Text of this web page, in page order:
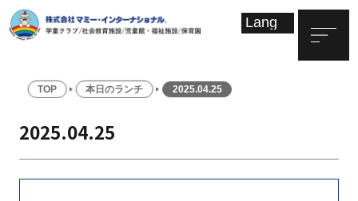
TOP 本日のランチ 2025.04.25
2025.04.25